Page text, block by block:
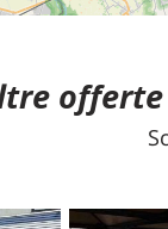
offerte